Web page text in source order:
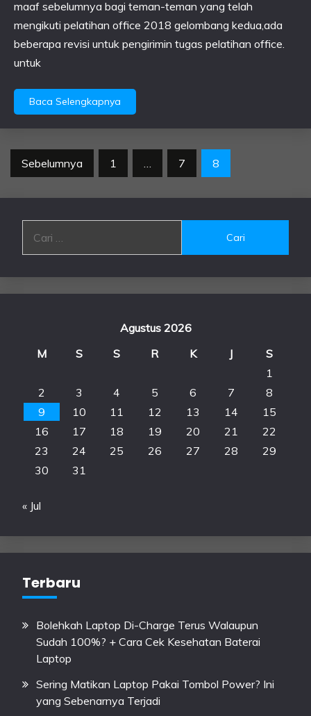
maaf sebelumnya bagi teman-teman yang telah
mengikuti pelatihan office 2018 gelombang kedua,ada
beberapa revisi untuk pengirimin tugas pelatihan office.
untuk
Baca Selengkapnya
Paginasi
Sebelumnya 1 … 7 8
untuk:
Agustus 2026
M
S S R K J
S
1
2
3 4 5 6 7
8
9
10 11 12 13 14
15
16
17 18 19 20 21
22
23
24 25 26 27 28
29
30
31
« Jul
Terbaru
Bolehkah Laptop Di-Charge Terus Walaupun
Sudah 100%? + Cara Cek Kesehatan Baterai
Laptop
Sering Matikan Laptop Pakai Tombol Power? Ini
yang Sebenarnya Terjadi